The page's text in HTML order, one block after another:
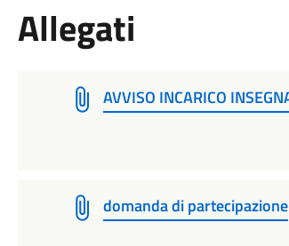
Allegati
AVVISO INCARICO
domanda di partecipazione